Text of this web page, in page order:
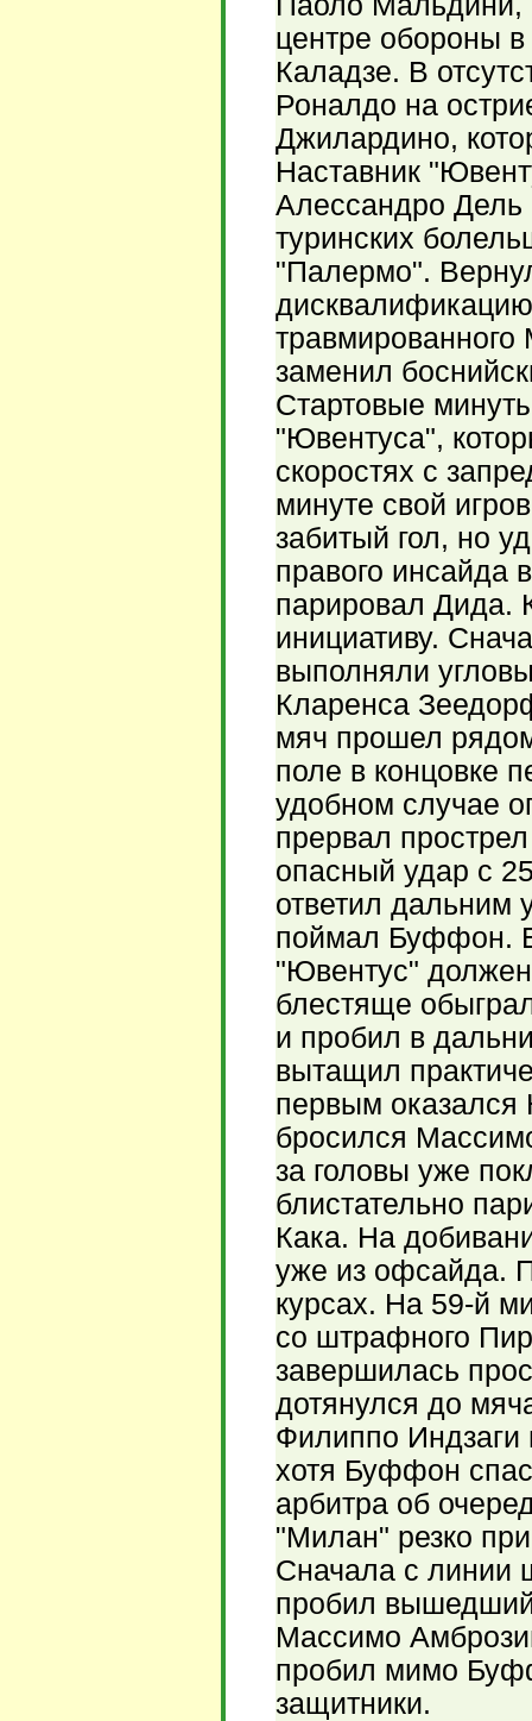
центре обороны
Каладзе. В
Роналдо на
Джилардино,
Наставник
Алессандро Дель
туринских
"Палермо".
заменил
Стартовые
"Ювентуса",
скоростях с
минуте свой
забитый гол, но
правого инсайда
парировал Дида.
инициативу.
выполняли
Кларенса
мяч прошел
поле в концовке
удобном случае
прервал
опасный удар с
ответил дальним
поймал Буффон.
"Ювентус"
блестяще
и пробил в
вытащил
первым оказался
бросился
за головы уже
блистательно
Кака. На
уже из офсайда.
курсах. На 59-й
со штрафного
завершилась
дотянулся до
Филиппо Индзаги
хотя Буффон
арбитра об
"Милан" резко
Сначала с линии
пробил
Массимо
пробил мимо
защитники.